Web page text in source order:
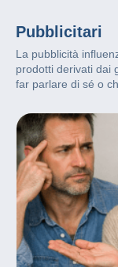
Pubblicitari
La pubblicità
prodotti derivati dai
far parlare di sé o